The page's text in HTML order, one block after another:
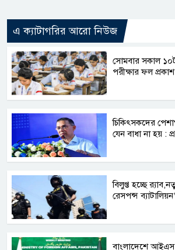
এ ক্যাটাগরির আরো নিউজ
সোমবার সকাল
পরীক্ষার ফল প্রকাশ
চিকিৎসকদের
যেন বাধা না হয় :
বিলুপ্ত হচ্ছে
রেসপন্স ব্যাটালিয়ন’
বাংলাদেশে